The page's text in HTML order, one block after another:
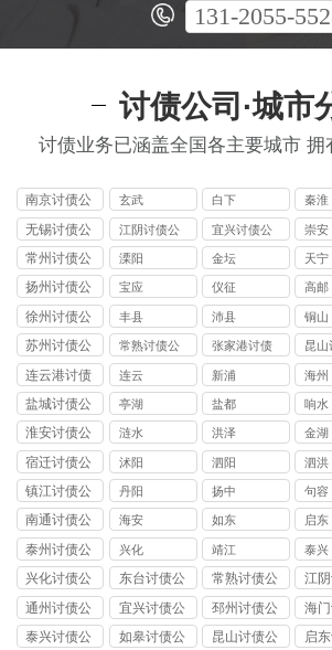
131-2055-
讨债公司·城市
讨债业务已涵盖全国各主要城市 拥
南京讨债公
司
玄武 白下 秦淮
无锡讨债公
司
江阴讨债公
司
宜兴讨债公
司
崇安
常州讨债公
司
溧阳 金坛 天宁
扬州讨债公
司
宝应 仪征 高邮
徐州讨债公
司
丰县 沛县 铜山
苏州讨债公
司
常熟讨债公
司
张家港讨债
公司
昆山
司
连云港讨债
公司
连云 新浦 海州
盐城讨债公
司
亭湖 盐都 响水
淮安讨债公
司
涟水 洪泽 金湖
宿迁讨债公
司
沭阳 泗阳 泗洪
镇江讨债公
司
丹阳 扬中 句容
南通讨债公
司
海安 如东 启东
泰州讨债公
司
兴化 靖江 泰兴
兴化讨债公
司
东台讨债公
司
常熟讨债公
司
江
司
通州讨债公
司
宜兴讨债公
司
邳州讨债公
司
海
司
泰兴讨债公
如皋讨债公
昆山讨债公
启